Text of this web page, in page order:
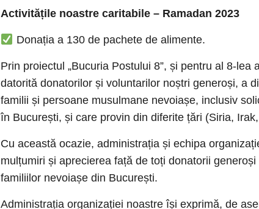
Activitățile noastre caritabile – Ramadan 2023
Donația a 130 de pachete de alimente.
Prin proiectul „Bucuria Postului 8”, și pentru al 8-
datorită donatorilor și voluntarilor noștri generoși, a
familii și persoane musulmane nevoiașe, inclusiv
în București, și care provin din diferite țări (Siria,
Cu această ocazie, administrația și echipa
mulțumiri și aprecierea față de toți donatorii
familiilor nevoiașe din București.
Administrația organizației noastre își exprimă, de